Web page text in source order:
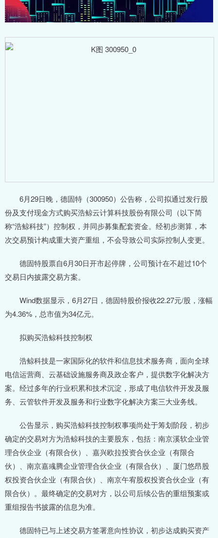
6月29日晚，德固特（300950）公告称，公司拟通过发行股
份及支付现金方式购买浩鲸云计算科技股份有限公司（以下简
称“浩鲸科技”）控制权，并同步募集配套资金。经初步测算，本
次交易预计构成重大资产重组，不会导致公司实际控制人变更。
德固特股票自6月30日开市起停牌，公司预计在不超过10个
交易日内披露交易方案。
Wind数据显示，6月27日，德固特股价报收22.27元/股，涨幅
为4.36%，总市值为34亿元。
拟购买浩鲸科技控制权
浩鲸科技是一家国际化的软件和信息技术服务商，面向全球
电信运营商、云基础设施服务商及政企客户，提供数字化解决方
案。经过多年的行业积累和技术沉淀，形成了电信软件开发及服
务、云管软件开发及服务和行业数字化解决方案三大业务线。
公告显示，购买浩鲸科技控制权事项尚处于筹划阶段，初步
确定的交易对方为浩鲸科技的主要股东，包括：南京溪软企业管
理合伙企业（有限合伙）、嘉兴欧拉投资合伙企业（有限合
伙）、南京嘉彧腾企业管理合伙企业（有限合伙）、厦门悠昂股
权投资合伙企业（有限合伙）、南京午宥股权投资合伙企业（有
限合伙）。最终确定的交易对方，以公司后续公告的重组预案或
重组报告书披露的信息为准。
德固特已与上述交易方签署意向性协议，初步达成购买资产